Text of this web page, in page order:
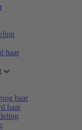
haar
haar
haar